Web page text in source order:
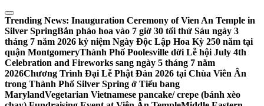
Skip
to
content
Trending News: Inauguration Ceremony of Vien An Temple in
Silver SpringBắn pháo hoa vào 7 giờ 30 tối thứ Sáu ngày 3
tháng 7 năm 2026 kỷ niệm Ngày Độc Lập Hoa Kỳ 250 năm tại
quận MontgomeryThành Phố Poolesville dời Lễ hội July 4th
Celebration and Fireworks sang ngày 5 tháng 7 năm
2026Chương Trình Đại Lễ Phật Đản 2026 tại Chùa Viên Ân
trong Thành Phố Silver Spring ở Tiểu bang
MarylandVegetarian Vietnamese pancake/ crepe (bánh xèo